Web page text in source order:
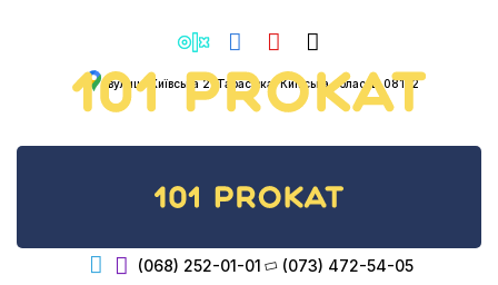
вулиця Київська 2, Тарасівка, Київська область, 08132
(068) 252-01-01 (073) 472-54-05